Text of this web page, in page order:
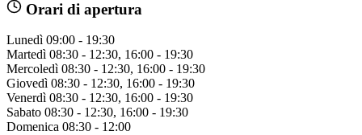
Orari di apertura
Lunedì 09:00 - 19:30
Martedì 08:30 - 12:30, 16:00 - 19:30
Mercoledì 08:30 - 12:30, 16:00 - 19:30
Giovedì 08:30 - 12:30, 16:00 - 19:30
Venerdì 08:30 - 12:30, 16:00 - 19:30
Sabato 08:30 - 12:30, 16:00 - 19:30
Domenica 08:30 - 12:00